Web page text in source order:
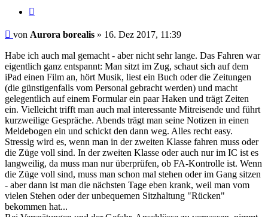
Beitrag
von Aurora borealis » 16. Dez 2017, 11:39
Habe ich auch mal gemacht - aber nicht sehr lange. Das Fahren war
eigentlich ganz entspannt: Man sitzt im Zug, schaut sich auf dem
iPad einen Film an, hört Musik, liest ein Buch oder die Zeitungen
(die günstigenfalls vom Personal gebracht werden) und macht
gelegentlich auf einem Formular ein paar Haken und trägt Zeiten
ein. Vielleicht trifft man auch mal interessante Mitreisende und führt
kurzweilige Gespräche. Abends trägt man seine Notizen in einen
Meldebogen ein und schickt den dann weg. Alles recht easy.
Stressig wird es, wenn man in der zweiten Klasse fahren muss oder
die Züge voll sind. In der zweiten Klasse oder auch nur im IC ist es
langweilig, da muss man nur überprüfen, ob FA-Kontrolle ist. Wenn
die Züge voll sind, muss man schon mal stehen oder im Gang sitzen
- aber dann ist man die nächsten Tage eben krank, weil man vom
vielen Stehen oder der unbequemen Sitzhaltung "Rücken"
bekommen hat...